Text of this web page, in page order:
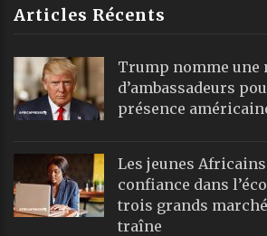
Articles Récents
Trump nomme une
d’ambassadeurs
présence
Les jeunes
confiance dans
trois grands
traîne